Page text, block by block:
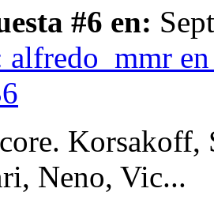
#6 en:
alfredo_mmr
Korsakoff,
Neno, Vic...